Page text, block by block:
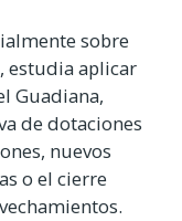
sobre
estudia aplicar
Guadiana,
de dotaciones
nuevos
o el cierre